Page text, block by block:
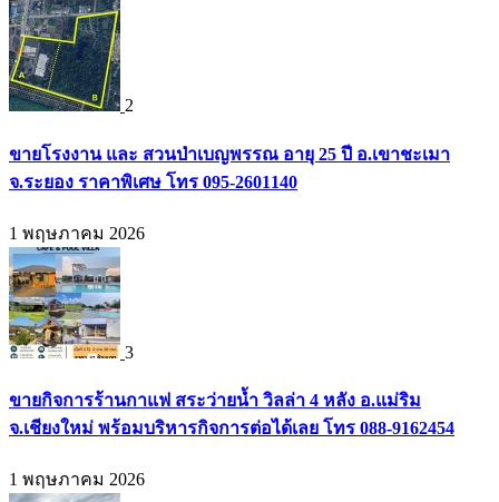
2
ขายโรงงาน และ สวนป่าเบญพรรณ อายุ 25 ปี อ.เขาชะเมา
จ.ระยอง ราคาพิเศษ โทร 095-2601140
1 พฤษภาคม 2026
3
ขายกิจการร้านกาแฟ สระว่ายน้ำ วิลล่า 4 หลัง อ.แม่ริม
จ.เชียงใหม่ พร้อมบริหารกิจการต่อได้เลย โทร 088-9162454
1 พฤษภาคม 2026